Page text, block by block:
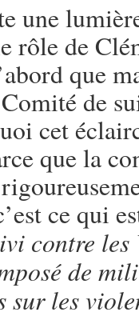
une
rôle de
que
de
cet
que la
ce qui
contre les
de
sur les